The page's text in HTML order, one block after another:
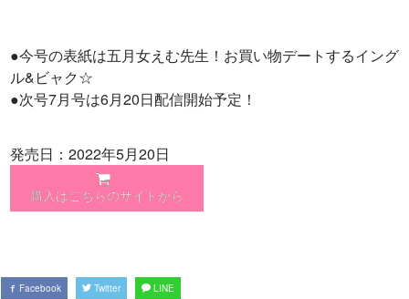
●今号の表紙は五月女えむ先生！お買い物デートするイング
ル&ビャク☆
●次号7月号は6月20日配信開始予定！
発売日：2022年5月20日
購入はこちらのサイトから
Facebook Twitter LINE